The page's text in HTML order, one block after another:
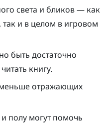
света и бликов — как
и в целом в игровом
быть достаточно
книгу.
отражающих
полу могут помочь